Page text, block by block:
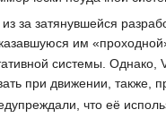
за затянувшейся
казавшуюся им
системы. Однако,
при движении,
что её